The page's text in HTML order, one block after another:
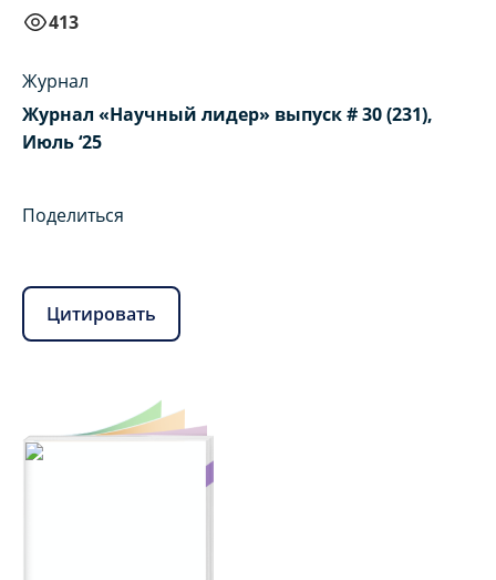
413
Журнал
Журнал «Научный лидер» выпуск # 30 (231),
Июль ‘25
Поделиться
Цитировать